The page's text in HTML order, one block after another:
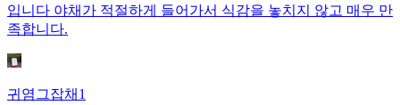
입니다 야채가 적절하게 들어가서 식감을 놓치지 않고 매우 만
족합니다.
귀염그잡채1